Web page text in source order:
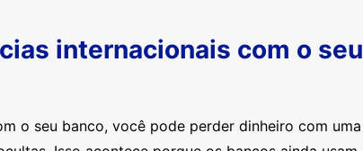
internacionais com o seu
o seu banco, você pode perder dinheiro com uma